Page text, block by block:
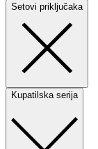
Setovi priključaka
Kupatilska serija